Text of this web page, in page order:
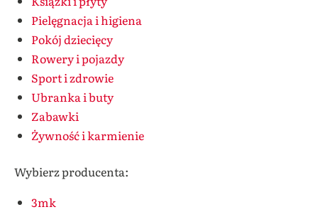
Pielęgnacja i higiena
Pokój dziecięcy
Rowery i pojazdy
Sport i zdrowie
Ubranka i buty
Zabawki
Żywność i karmienie
Wybierz producenta:
3mk